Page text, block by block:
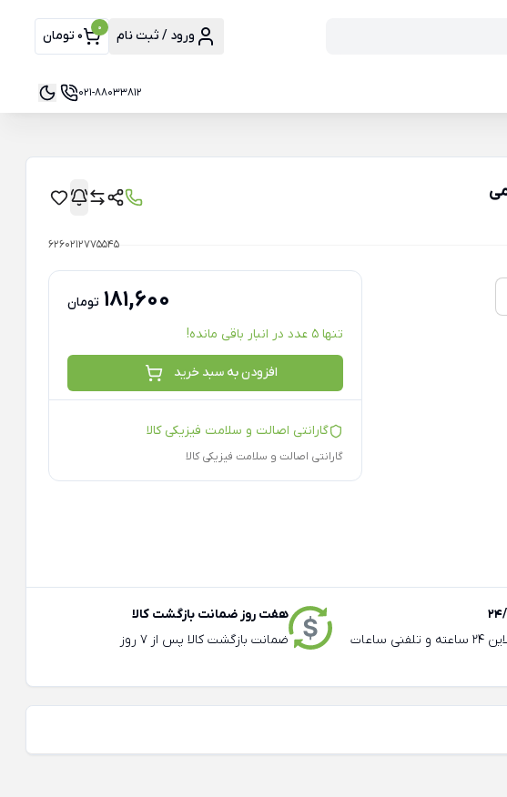
ورود / ثبت نام 0 0 تومان
021-88033812
6260212775545
181,600 تومان
تنها 5 عدد در انبار باقی مانده!
افزودن به سبد خرید
گارانتی اصالت و سلامت فیزیکی کالا
گارانتی اصالت و سلامت فیزیکی کالا
پشتیبانی آنلاین 24 ساعته و تلفنی ساعات
هفت روز ضمانت بازگشت کالا
ضمانت بازگشت کالا پس از 7 روز